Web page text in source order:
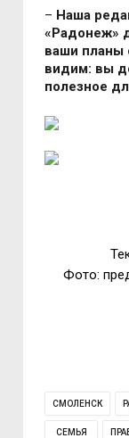
– Наша
«Радонеж»
ваши планы
видим: вы
полезное
Фото:
СМОЛЕНСК
СЕМЬЯ